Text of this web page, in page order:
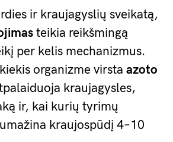
ir kraujagyslių sveikatą,
teikia reikšmingą
per kelis mechanizmus.
organizme virsta azoto
kraujagysles,
ir, kai kurių tyrimų
kraujospūdį 4–10